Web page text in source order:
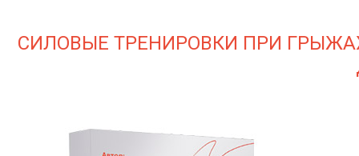
СИЛОВЫЕ ТРЕНИРОВКИ ПРИ